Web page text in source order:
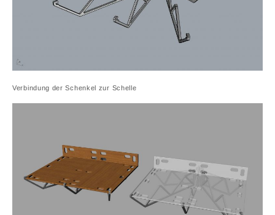
Verbindung der Schenkel zur Schelle